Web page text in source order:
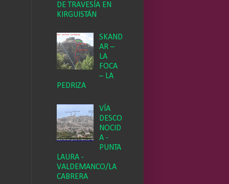
DE TRAVESÍA EN
KIRGUISTÁN
SKAND
AR –
LA
FOCA
– LA
PEDRIZA
VÍA
DESCO
NOCID
A -
PUNTA
LAURA -
VALDEMANCO/LA
CABRERA